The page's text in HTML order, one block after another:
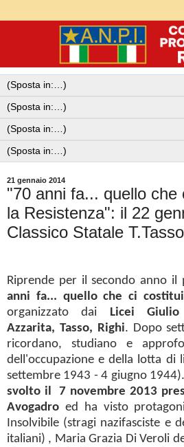
21 gennaio 2014
"70 anni fa... quello che
la Resistenza": il 22
Classico Statale T.Tasso
Riprende per il secondo anno il
anni fa... quello che ci
organizzato dai Licei Giulio
Azzarita, Tasso, Righi. Dopo
ricordano, studiano e
dell'occupazione e della lotta di
settembre 1943 - 4 giugno 1944).
svolto il
7 novembre 2013
Avogadro ed ha visto
Insolvibile (stragi nazifasciste e
italiani) , Maria Grazia Di Veroli